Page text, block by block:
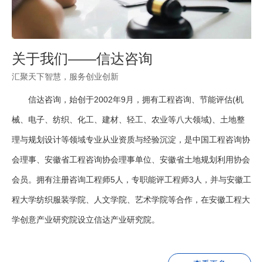
关于我们——信达咨询
汇聚天下智慧，服务创业创新
信达咨询，始创于2002年9月，拥有工程咨询、节能评估(机
械、电子、纺织、化工、建材、轻工、农业等八大领域)、土地整
理与规划设计等领域专业从业资质与经验沉淀，是中国工程咨询协
会理事、安徽省工程咨询协会理事单位、安徽省土地规划利用协会
会员。拥有注册咨询工程师5人，专职能评工程师3人，并与安徽工
程大学纺织服装学院、人文学院、艺术学院等合作，在安徽工程大
学创意产业研究院设立信达产业研究院。